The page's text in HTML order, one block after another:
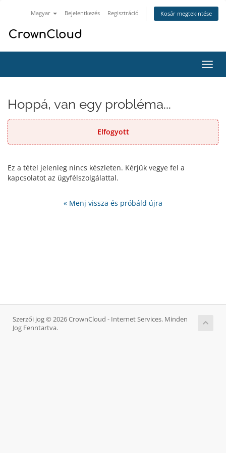
Magyar Bejelentkezés Regisztráció Kosár megtekintése
a
Hoppá, van egy probléma...
Elfogyott
Ez a tétel jelenleg nincs készleten. Kérjük vegye fel a
kapcsolatot az ügyfélszolgálattal.
« Menj vissza és próbáld újra
Szerzői jog © 2026 CrownCloud - Internet Services. Minden
Jog Fenntartva.